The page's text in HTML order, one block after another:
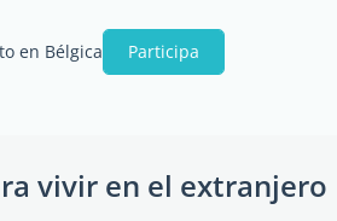
en Bélgica Participa
vivir en el extranjero